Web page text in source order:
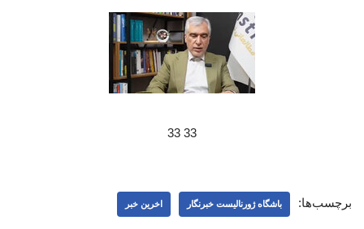
33 33
برچسب‌ها: باشگاه ژورنالیست خبرنگار اخرین خبر